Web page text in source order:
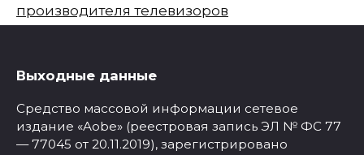
производителя телевизоров
Выходные данные
Средство массовой информации сетевое
издание «Aobe» (реестровая запись ЭЛ № ФС 77
— 77045 от 20.11.2019), зарегистрировано